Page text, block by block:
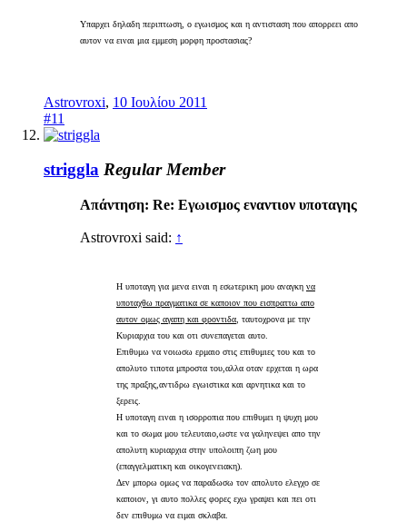
Υπαρχει δηλαδη περιπτωση, ο εγωισμος και η αντισταση που απορρεει απο
αυτον να ειναι μια εμμεση μορφη προστασιας?
Astrovroxi, 10 Ιουλίου 2011
#11
striggla Regular Member
Απάντηση: Re: Εγωισμος εναντιον υποταγης
Astrovroxi said: ↑
Η υποταγη για μενα ειναι η εσωτερικη μου αναγκη να
υποταχθω πραγματικα σε καποιον που εισπραττω απο
αυτον ομως αγαπη και φροντιδα , ταυτοχρονα με την
Κυριαρχια του και οτι συνεπαγεται αυτο.
Επιθυμω να νοιωσω ερμαιο στις επιθυμιες του και το
απολυτο τιποτα μπροστα του,αλλα οταν ερχεται η ωρα
της πραξης,αντιδρω εγωιστικα και αρνητικα και το
ξερεις.
Η υποταγη ειναι η ισορροπια που επιθυμει η ψυχη μου
και το σωμα μου τελευταιο,ωστε να γαληνεψει απο την
απολυτη κυριαρχια στην υπολοιπη ζωη μου
(επαγγελματικη και οικογενειακη).
Δεν μπορω ομως να παραδωσω τον απολυτο ελεγχο σε
καποιον, γι αυτο πολλες φορες εχω γραψει και πει οτι
δεν επιθυμω να ειμαι σκλαβα.